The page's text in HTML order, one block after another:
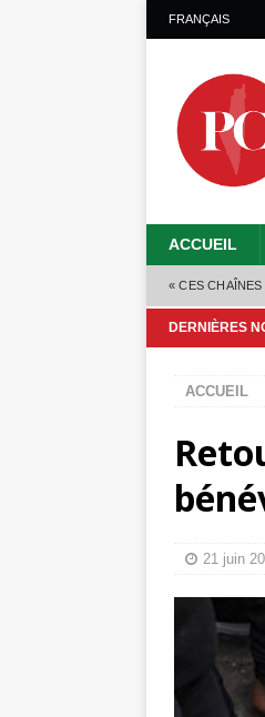
FRANÇAIS
ACCUEIL
« CES
DERNIÈRES
ACCUEIL
21 juin